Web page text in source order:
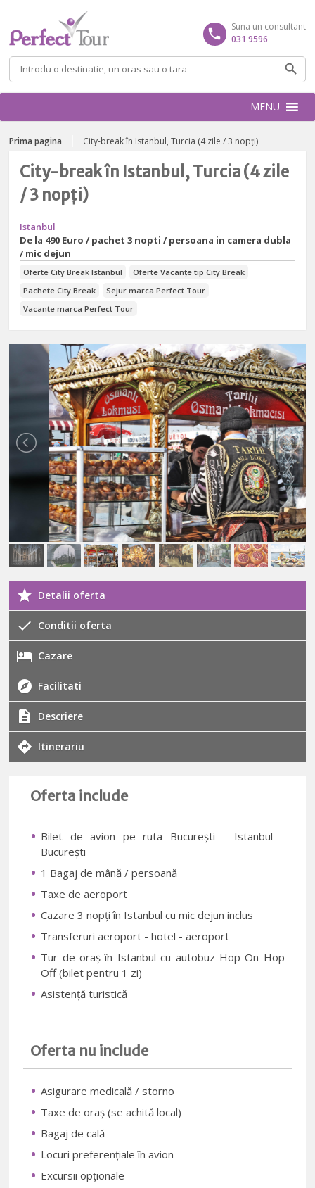
Caută
după:
Suna un consultant
031 9596
MENU
Prima pagina City-break în Istanbul, Turcia (4 zile / 3 nopți)
City-break în Istanbul, Turcia (4 zile
/ 3 nopți)
Istanbul
De la 490 Euro / pachet 3 nopti / persoana in camera dubla
/ mic dejun
Oferte City Break Istanbul
Oferte Vacanțe tip City Break
Pachete City Break
Sejur marca Perfect Tour
Vacante marca Perfect Tour
Detalii oferta
Conditii oferta
Cazare
Facilitati
Descriere
Itinerariu
Oferta include
Bilet de avion pe ruta București - Istanbul -
București
1 Bagaj de mână / persoană
Taxe de aeroport
Cazare 3 nopți în Istanbul cu mic dejun inclus
Transferuri aeroport - hotel - aeroport
Tur de oraș în Istanbul cu autobuz Hop On Hop
Off (bilet pentru 1 zi)
Asistență turistică
Oferta nu include
Asigurare medicală / storno
Taxe de oraș (se achită local)
Bagaj de cală
Locuri preferențiale în avion
Excursii opționale